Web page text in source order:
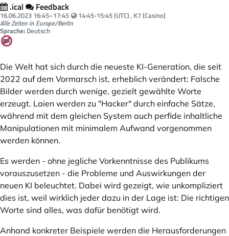
.ical Feedback
16.06.2023 16:45–17:45 Your local time:
14:45-15:45 (UTC), K7 (Casino)
Alle Zeiten in Europe/Berlin
Sprache: Deutsch
Die Welt hat sich durch die neueste KI-Generation, die seit
2022 auf dem Vormarsch ist, erheblich verändert: Falsche
Bilder werden durch wenige, gezielt gewählte Worte
erzeugt. Laien werden zu "Hacker" durch einfache Sätze,
während mit dem gleichen System auch perfide inhaltliche
Manipulationen mit minimalem Aufwand vorgenommen
werden können.
Es werden - ohne jegliche Vorkenntnisse des Publikums
vorauszusetzen - die Probleme und Auswirkungen der
neuen KI beleuchtet. Dabei wird gezeigt, wie unkompliziert
dies ist, weil wirklich jeder dazu in der Lage ist: Die richtigen
Worte sind alles, was dafür benötigt wird.
Anhand konkreter Beispiele werden die Herausforderungen